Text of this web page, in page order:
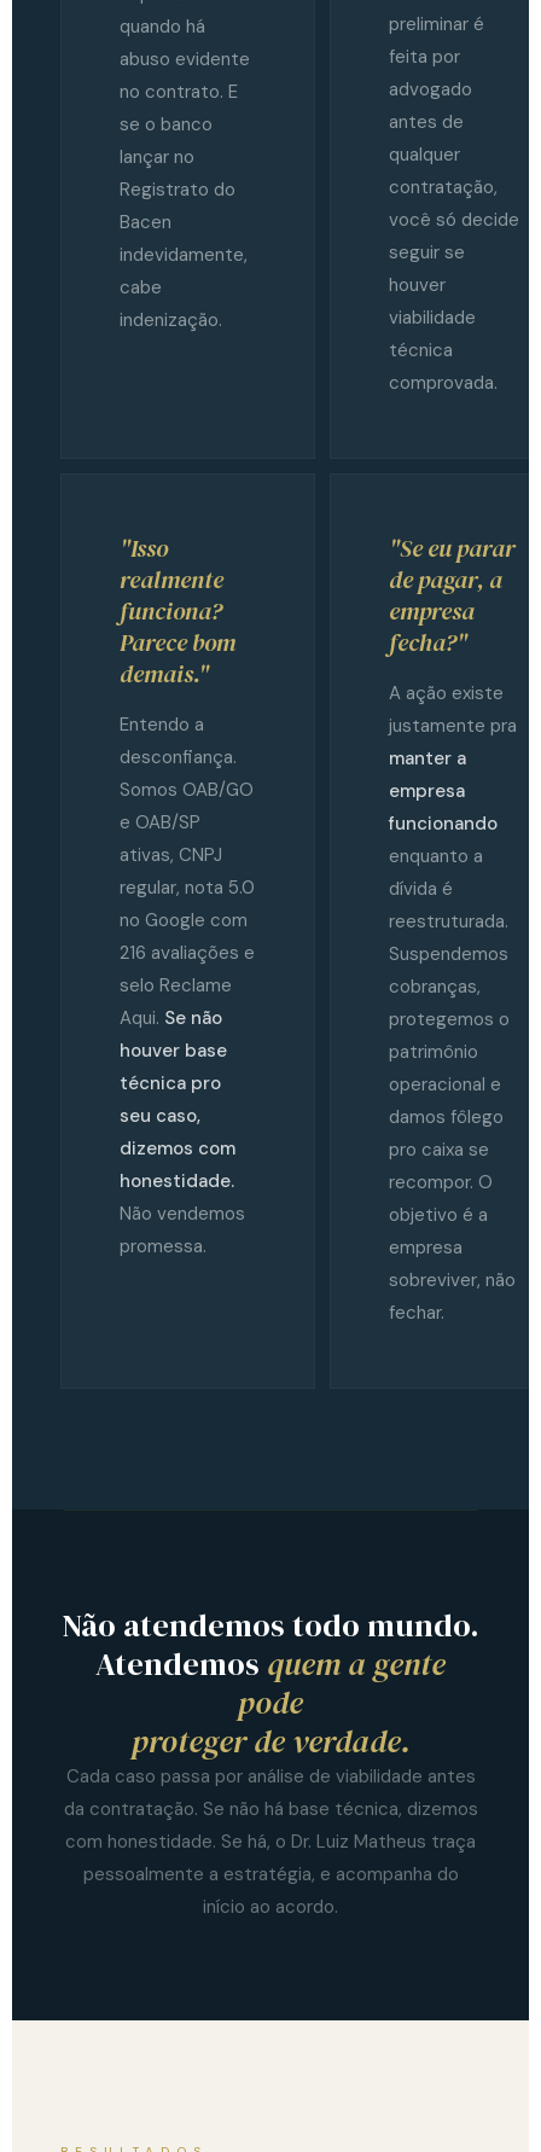
quando há
abuso evidente
no contrato. E
se o banco
lançar no
Registrato do
Bacen
indevidamente,
cabe
indenização.
preliminar é
feita por
advogado
antes de
qualquer
contratação,
você só decide
seguir se
houver
viabilidade
técnica
comprovada.
"Isso
realmente
funciona?
Parece bom
demais."
Entendo a
desconfiança.
Somos OAB/GO
e OAB/SP
ativas, CNPJ
regular, nota 5.0
no Google com
216 avaliações e
selo Reclame
Aqui. Se não
houver base
técnica pro
seu caso,
dizemos com
honestidade.
Não vendemos
promessa.
"Se eu parar
de pagar, a
empresa
fecha?"
A ação existe
justamente pra
manter a
empresa
funcionando
enquanto a
dívida é
reestruturada.
Suspendemos
cobranças,
protegemos o
patrimônio
operacional e
damos fôlego
pro caixa se
recompor. O
objetivo é a
empresa
sobreviver, não
fechar.
Não atendemos todo mundo.
Atendemos quem a gente
pode
proteger de verdade.
Cada caso passa por análise de viabilidade antes
da contratação. Se não há base técnica, dizemos
com honestidade. Se há, o Dr. Luiz Matheus traça
pessoalmente a estratégia, e acompanha do
início ao acordo.